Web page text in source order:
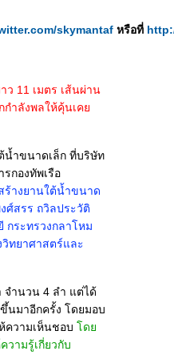
skymantafหรือที่
ว 11 เมตร เส้นผ่าน
กำลังพลให้คุ้นเค
น้ำขนาดเล็ก ที่บริษัท
กองทัพเรือ
ร้างยานใต้น้ำขนาด
ศ์สรร ถวิลประวัติ
กระทรวงกลาโหม
ทยาศาสตร์และ
จำนวน 4 ลำ แต่ได้
นมาอีกครั้ง โดยมอบ
ความเห็นชอบ ด
ามรู้เกี่ยวกับ